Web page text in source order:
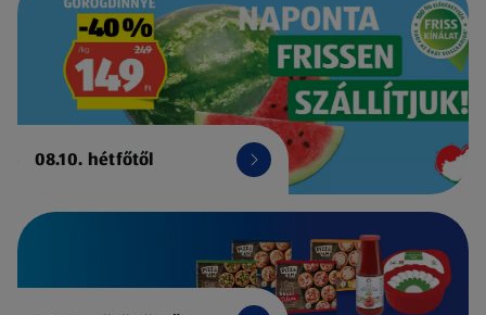
08.10. hétfőtől